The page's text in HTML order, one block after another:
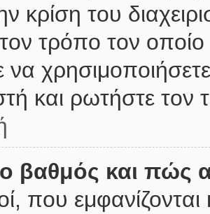
κρίση του
τον τρόπο τον
να
και ρωτήστε τον
ο βαθμός και
που